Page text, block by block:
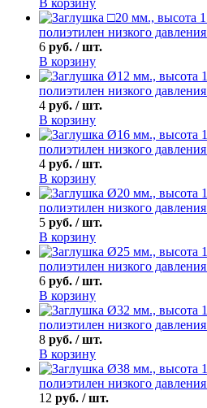
В корзину
полиэтилен низкого давления
6 руб. / шт.
В корзину
полиэтилен низкого давления
4 руб. / шт.
В корзину
полиэтилен низкого давления
4 руб. / шт.
В корзину
полиэтилен низкого давления
5 руб. / шт.
В корзину
полиэтилен низкого давления
6 руб. / шт.
В корзину
полиэтилен низкого давления
8 руб. / шт.
В корзину
полиэтилен низкого давления
12 руб. / шт.